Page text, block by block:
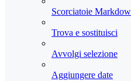
Scorciatoie
Trova e sostituisci
Avvolgi selezione
Aggiungere date